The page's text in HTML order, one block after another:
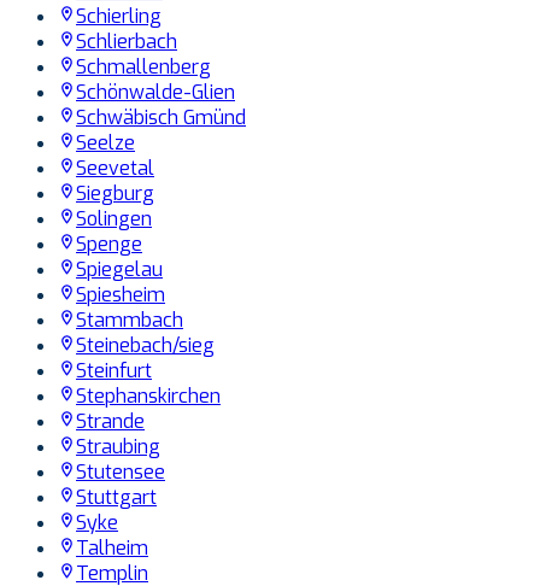
Schierling
Schlierbach
Schmallenberg
Schönwalde-Glien
Schwäbisch Gmünd
Seelze
Seevetal
Siegburg
Solingen
Spenge
Spiegelau
Spiesheim
Stammbach
Steinebach/sieg
Steinfurt
Stephanskirchen
Strande
Straubing
Stutensee
Stuttgart
Syke
Talheim
Templin